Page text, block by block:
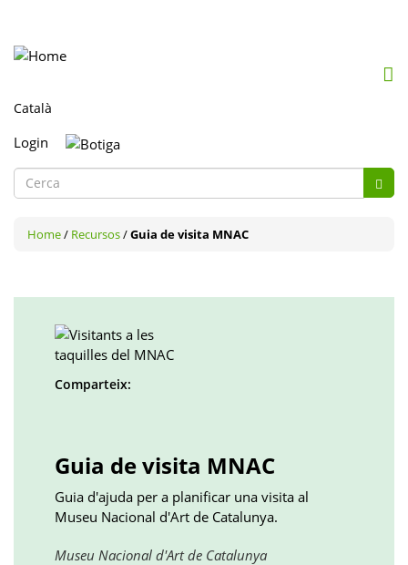
Login
Formulari
cerca
Home/ Recursos/Guia de visita MNAC
Comparteix:
Guia de visita MNAC
Guia d'ajuda per a planificar una visita al
Museu Nacional d'Art de Catalunya.
Museu Nacional d'Art de CatalunyaObre